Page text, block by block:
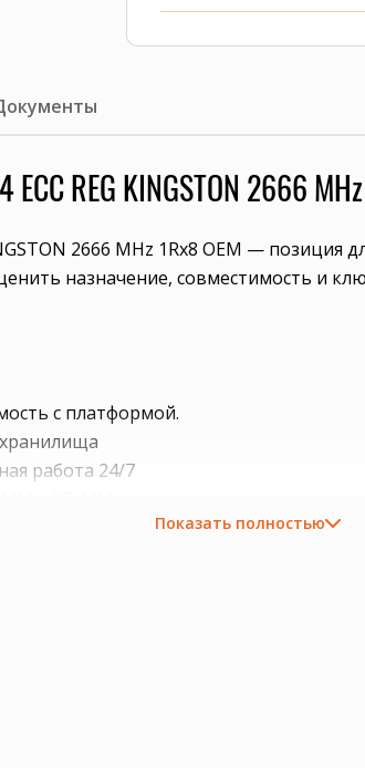
REG KINGSTON 2666
2666 MHz 1Rx8 OEM —
назначение, совместимость и
с платформой.
работа 24/7
Показать полностью